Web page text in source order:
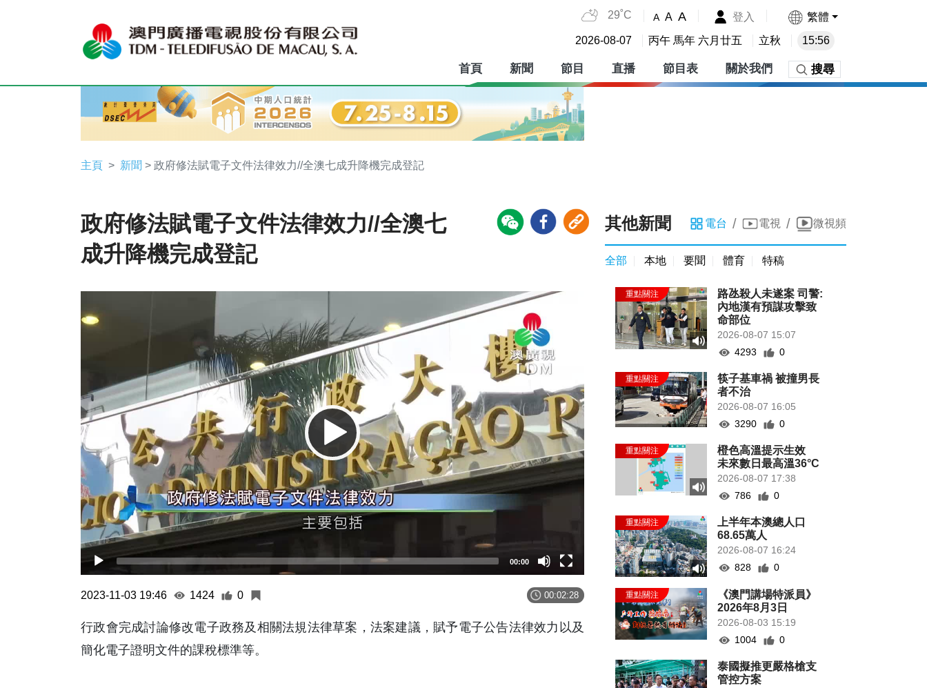
29˚C A A A 登入 繁體
2026-08-07 丙午 馬年 六月廿五 立秋 15:56
首頁 新聞 節目 直播 節目表 關於我們 搜尋
主頁 新聞 > 政府修法賦電子文件法律效力//全澳七成升降機完成登記
政府修法賦電子文件法律效力//全澳七
成升降機完成登記
Player
00:00
2023-11-03 19:46 1424 0 00:02:28
行政會完成討論修改電子政務及相關法規法律草案，法案建議，賦予電子公告法律效力以及
簡化電子證明文件的課稅標準等。
其他新聞 電台 / 電視 / 微視頻
全部 本地 要聞 體育 特稿
路氹殺人未遂案 司警:
內地漢有預謀攻擊致
命部位
2026-08-07 15:07
4293
0
筷子基車禍 被撞男長
者不治
2026-08-07 16:05
3290
0
橙色高溫提示生效
未來數日最高溫36°C
2026-08-07 17:38
786
0
上半年本澳總人口
68.65萬人
2026-08-07 16:24
828
0
《澳門講場特派員》
2026年8月3日
2026-08-03 15:19
1004
0
泰國擬推更嚴格槍支
管控方案